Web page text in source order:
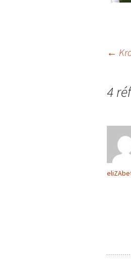
Navigation
←
4